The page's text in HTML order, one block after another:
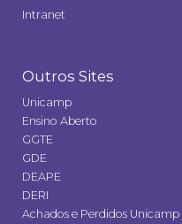
Intranet
Outros Sites
Unicamp
Ensino Aberto
GGTE
GDE
DEAPE
DERI
Achados e Perdidos Unicamp